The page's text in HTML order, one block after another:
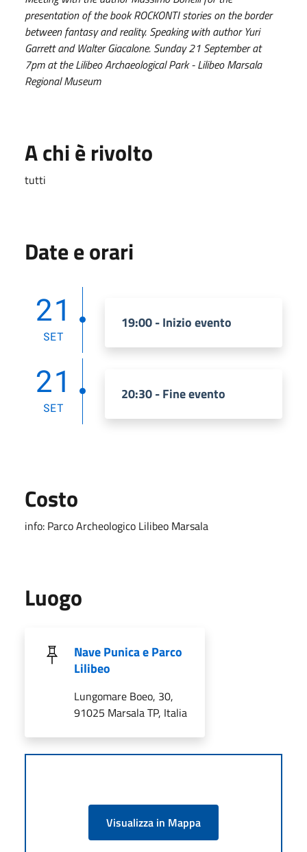
presentation of the book ROCKONTI stories on the border
between fantasy and reality. Speaking with author Yuri
Garrett and Walter Giacalone. Sunday 21 September at
7pm at the Lilibeo Archaeological Park - Lilibeo Marsala
Regional Museum
A chi è rivolto
tutti
Date e orari
21
SET
19:00 - Inizio evento
21
SET
20:30 - Fine evento
Costo
info: Parco Archeologico Lilibeo Marsala
Luogo
Nave Punica e Parco
Lilibeo
Lungomare Boeo, 30,
91025 Marsala TP, Italia
Visualizza in Mappa